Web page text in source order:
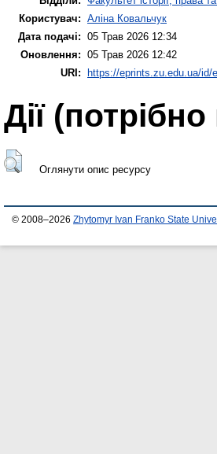
Користувач: Аліна Ковальчук
Дата подачі: 05 Трав 2026 12:34
Оновлення: 05 Трав 2026 12:42
URI: https://eprints.zu.edu.ua/id/
Дії
Оглянути опис ресурсу
© 2008–2026 Zhytomyr Ivan Franko State